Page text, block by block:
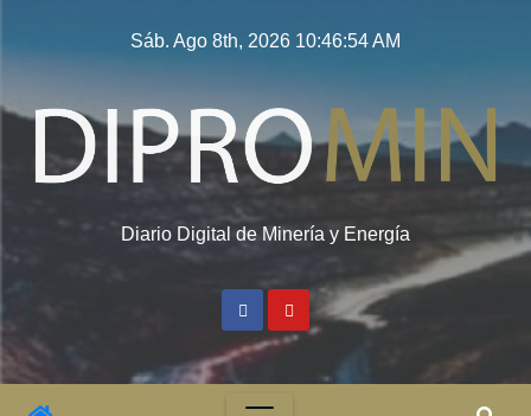
Sáb. Ago 8th, 2026 10:46:55 AM
Diario Digital de Minería y Energía